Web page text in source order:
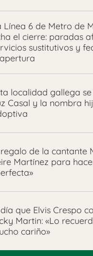
Línea 6 de Metro de
el cierre: paradas
sustitutivos y
localidad gallega
Casal y la nombra
regalo de la cantante
Martínez para
día que Elvis Crespo
Martin: «Lo
cariño»